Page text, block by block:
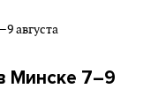
Минске 7–9